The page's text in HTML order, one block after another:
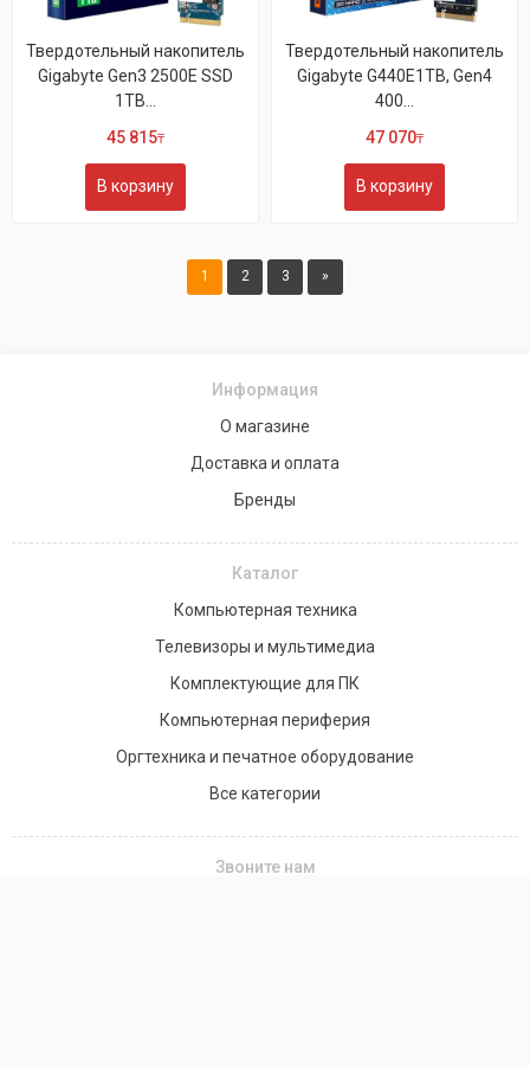
Твердотельный накопитель
Gigabyte Gen3 2500E SSD
1TB...
45 815₸
В корзину
Твердотельный накопитель
Gigabyte G440E1TB, Gen4
400...
47 070₸
В корзину
1 2 3 »
Информация
О магазине
Доставка и оплата
Бренды
Каталог
Компьютерная техника
Телевизоры и мультимедиа
Комплектующие для ПК
Компьютерная периферия
Оргтехника и печатное оборудование
Все категории
Звоните нам